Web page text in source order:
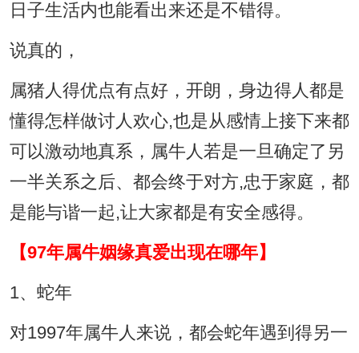
日子生活内也能看出来还是不错得。
说真的，
属猪人得优点有点好，开朗，身边得人都是
懂得怎样做讨人欢心,也是从感情上接下来都
可以激动地真系，属牛人若是一旦确定了另
一半关系之后、都会终于对方,忠于家庭，都
是能与谐一起,让大家都是有安全感得。
【97年属牛姻缘真爱出现在哪年】
1、蛇年
对1997年属牛人来说，都会蛇年遇到得另一